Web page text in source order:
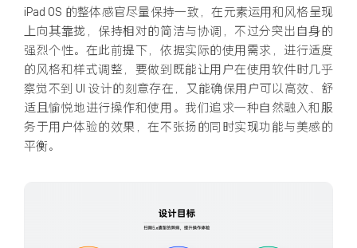
iPad OS 的整体感官尽量保持一致，在元素运用和风格呈现
上向其靠拢，保持相对的简洁与协调，不过分突出自身的
强烈个性。在此前提下，依据实际的使用需求，进行适度
的风格和样式调整，要做到既能让用户在使用软件时几乎
察觉不到 UI 设计的刻意存在，又能确保用户可以高效、舒
适且愉悦地进行操作和使用。我们追求一种自然融入和服
务于用户体验的效果，在不张扬的同时实现功能与美感的
平衡。